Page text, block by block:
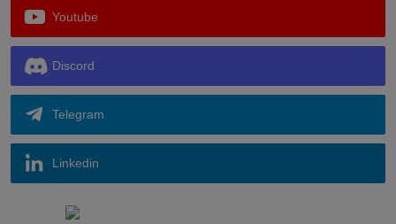
Youtube
Discord
Telegram
Linkedin